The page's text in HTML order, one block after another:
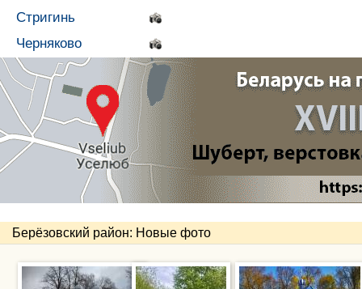
Стригинь
Черняково
Берёзовский район: Новые фото